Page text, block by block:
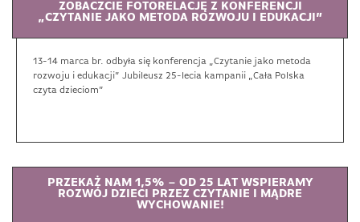
ZOBACZCIE FOTORELACJĘ Z KONFERENCJI
„CZYTANIE JAKO METODA ROZWOJU I EDUKACJI”
13-14 marca br. odbyła się konferencja „Czytanie jako metoda
rozwoju i edukacji” Jubileusz 25-lecia kampanii „Cała Polska
czyta dzieciom”
PRZEKAŻ NAM 1,5% – OD 25 LAT WSPIERAMY
ROZWÓJ DZIECI PRZEZ CZYTANIE I MĄDRE
WYCHOWANIE!